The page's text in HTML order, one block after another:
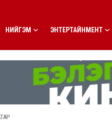
НИЙГЭМ ЭНТЕРТАЙНМЕНТ